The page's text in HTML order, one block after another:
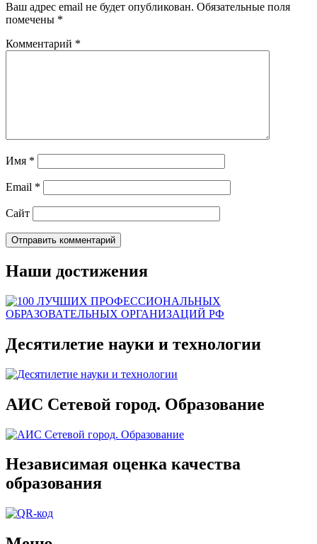
Ваш адрес email не будет опубликован. Обязательные поля
помечены *
Комментарий *
Имя *
Email *
Сайт
Наши достижения
Десятилетие науки и технологии
АИС Сетевой город. Образование
Независимая оценка качества
образования